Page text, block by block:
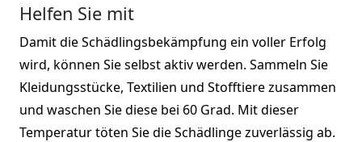
Helfen Sie mit
Damit die Schädlingsbekämpfung ein voller Erfolg
wird, können Sie selbst aktiv werden. Sammeln Sie
Kleidungsstücke, Textilien und Stofftiere zusammen
und waschen Sie diese bei 60 Grad. Mit dieser
Temperatur töten Sie die Schädlinge zuverlässig ab.